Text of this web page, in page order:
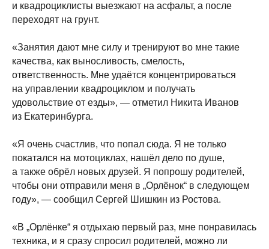
и квадроциклисты выезжают на асфальт, а после
переходят на грунт.
«Занятия дают мне силу и тренируют во мне такие
качества, как выносливость, смелость,
ответственность. Мне удаётся концентрироваться
на управлении квадроциклом и получать
удовольствие от езды», — отметил Никита Иванов
из Екатеринбурга.
«Я очень счастлив, что попал сюда. Я не только
покатался на мотоциклах, нашёл дело по душе,
а также обрёл новых друзей. Я попрошу родителей,
чтобы они отправили меня в „Орлёнок“ в следующем
году», — сообщил Сергей Шишкин из Ростова.
«В „Орлёнке“ я отдыхаю первый раз, мне понравилась
техника, и я сразу спросил родителей, можно ли